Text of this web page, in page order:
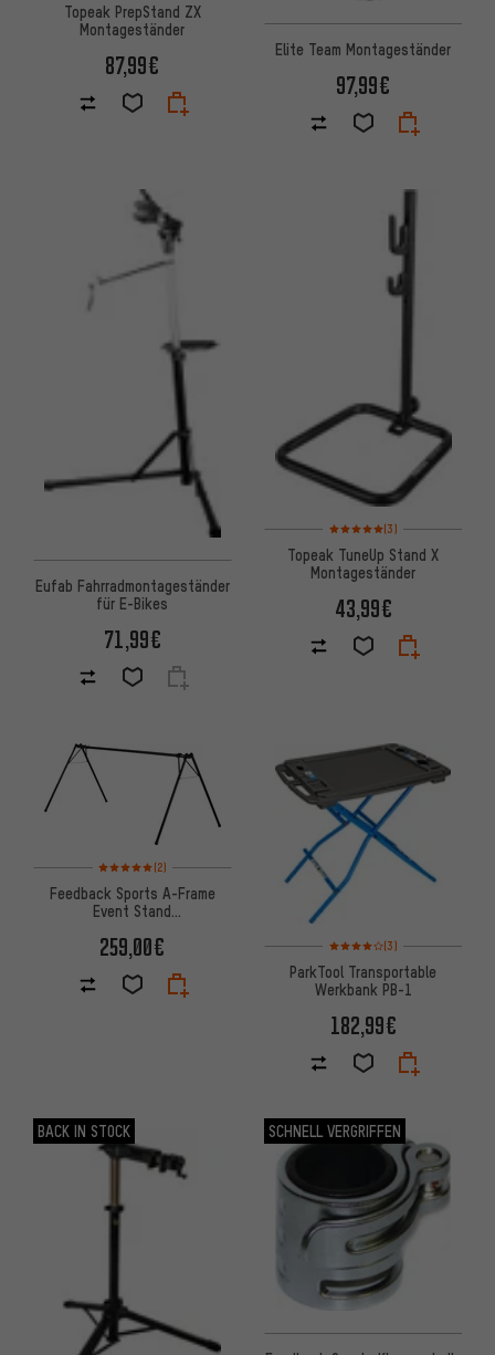
Topeak PrepStand ZX
Montageständer
87,99€
Elite Team Montageständer
97,99€
Eufab Fahrradmontageständer
für E-Bikes
71,99€
Bewertungen: 5 von 5
(3)
Topeak TuneUp Stand X
Montageständer
43,99€
Bewertungen: 5 von 5 basierend auf 2 Bewertungen
(2)
Feedback Sports A-Frame
Event Stand
259,00€ Bewertungen: 4 von 5
(3)
ParkTool Transportable
Werkbank PB-1
182,99€
BACK IN STOCK SCHNELL VERGRIFFEN